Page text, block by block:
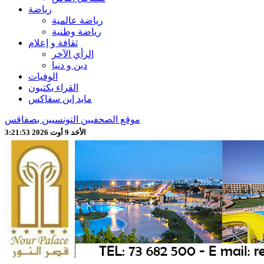
رياضة
رياضة عالمية
رياضة وطنية
ثقافة و إعلام
الرأي الآخر
دين و دنيا
الوفيات
القراء يكتبون
مايد إين سفاكس
موقع الصحفيين التونسيين بصفاقس
الأحَد 9 أوت 2026 3:21:55